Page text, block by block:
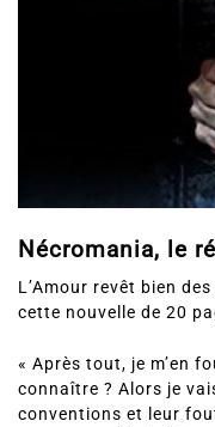
Nécromania, le
L’Amour revêt bien
cette nouvelle de 20
« Après tout, je m’en
connaître ? Alors je
conventions et leur